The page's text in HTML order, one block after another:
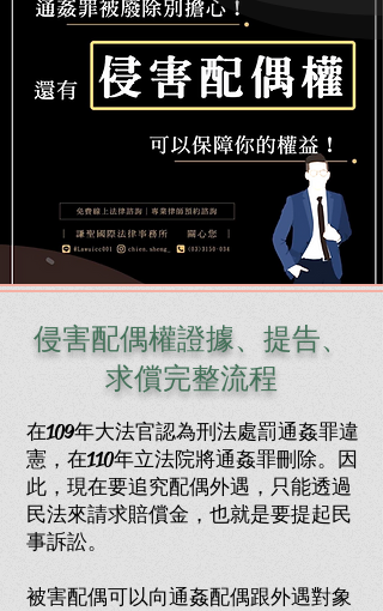
侵害配偶權證據、提告、
求償完整流程
在109年大法官認為刑法處罰通姦罪違
憲，在110年立法院將通姦罪刪除。因
此，現在要追究配偶外遇，只能透過
民法來請求賠償金，也就是要提起民
事訴訟。
被害配偶可以向通姦配偶跟外遇對象